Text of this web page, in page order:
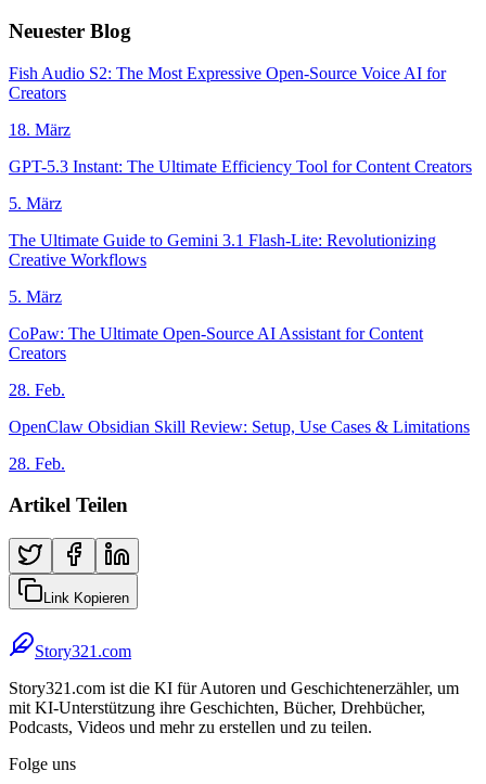
Neuester Blog
Fish Audio S2: The Most Expressive Open-Source Voice AI for
Creators
18. März
GPT-5.3 Instant: The Ultimate Efficiency Tool for Content Creators
5. März
The Ultimate Guide to Gemini 3.1 Flash-Lite: Revolutionizing
Creative Workflows
5. März
CoPaw: The Ultimate Open-Source AI Assistant for Content
Creators
28. Feb.
OpenClaw Obsidian Skill Review: Setup, Use Cases & Limitations
28. Feb.
Artikel Teilen
Link Kopieren
Story321.com
Story321.com ist die KI für Autoren und Geschichtenerzähler, um
mit KI-Unterstützung ihre Geschichten, Bücher, Drehbücher,
Podcasts, Videos und mehr zu erstellen und zu teilen.
Folge uns